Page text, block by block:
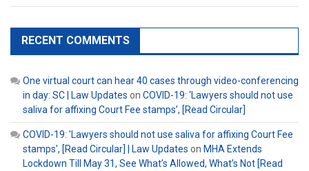
RECENT COMMENTS
One virtual court can hear 40 cases through video-conferencing
in day: SC | Law Updates on COVID-19: ‘Lawyers should not use
saliva for affixing Court Fee stamps’, [Read Circular]
COVID-19: 'Lawyers should not use saliva for affixing Court Fee
stamps', [Read Circular] | Law Updates on MHA Extends
Lockdown Till May 31, See What’s Allowed, What’s Not [Read